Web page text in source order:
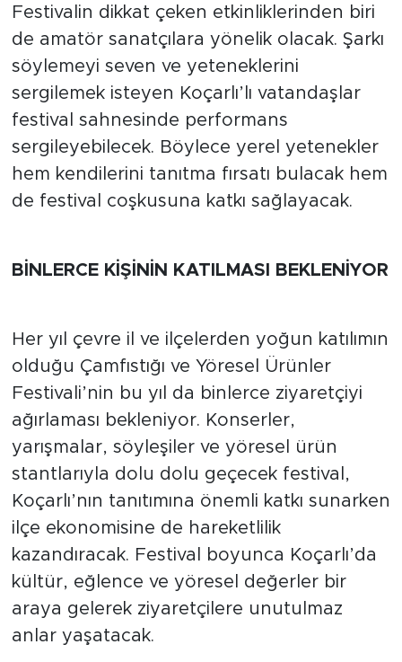
Festivalin dikkat çeken etkinliklerinden biri
de amatör sanatçılara yönelik olacak. Şarkı
söylemeyi seven ve yeteneklerini
sergilemek isteyen Koçarlı’lı vatandaşlar
festival sahnesinde performans
sergileyebilecek. Böylece yerel yetenekler
hem kendilerini tanıtma fırsatı bulacak hem
de festival coşkusuna katkı sağlayacak.
BİNLERCE KİŞİNİN KATILMASI BEKLENİYOR
Her yıl çevre il ve ilçelerden yoğun katılımın
olduğu Çamfıstığı ve Yöresel Ürünler
Festivali’nin bu yıl da binlerce ziyaretçiyi
ağırlaması bekleniyor. Konserler,
yarışmalar, söyleşiler ve yöresel ürün
stantlarıyla dolu dolu geçecek festival,
Koçarlı’nın tanıtımına önemli katkı sunarken
ilçe ekonomisine de hareketlilik
kazandıracak. Festival boyunca Koçarlı’da
kültür, eğlence ve yöresel değerler bir
araya gelerek ziyaretçilere unutulmaz
anlar yaşatacak.